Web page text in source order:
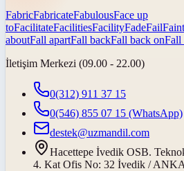
FabricFabricateFabulousFace up
toFacilitateFacilitiesFacilityFadeFailFaint
aboutFall apartFall backFall back onFall
İletişim Merkezi (09.00 - 22.00)
0(312) 911 37 15
0(546) 855 07 15 (WhatsApp)
destek@uzmandil.com
Hacettepe İvedik OSB.
4. Kat Ofis No: 32 İvedik /